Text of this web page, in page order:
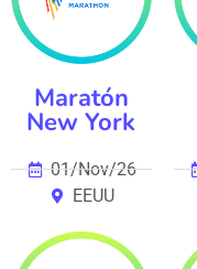
Maratón
New York
01/Nov/26
EEUU